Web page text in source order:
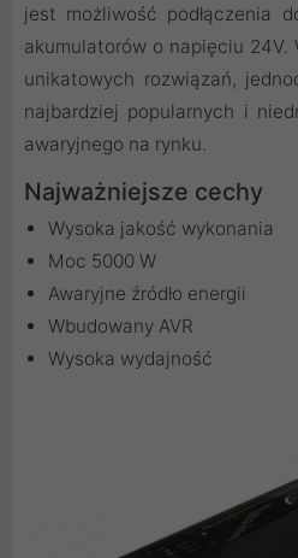
jest możliwość podłączenia
akumulatorów o napięciu 24V.
unikatowych rozwiązań,
najbardziej popularnych i
awaryjnego na rynku.
Najważniejsze cechy
Wysoka jakość wykonania
Moc 5000 W
Awaryjne źródło energii
Wbudowany AVR
Wysoka wydajność